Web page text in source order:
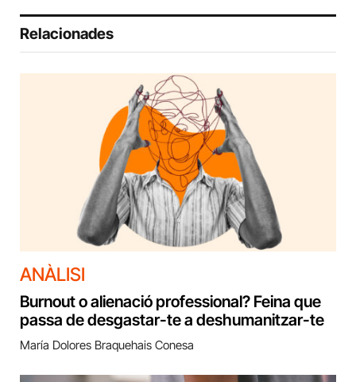
Relacionades
ANÀLISI
Burnout o alienació professional? Feina que
passa de desgastar-te a deshumanitzar-te
María Dolores Braquehais Conesa